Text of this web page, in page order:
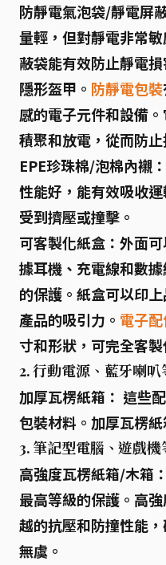
防靜電氣泡袋/靜電屏
量輕，但對靜電非常
蔽袋能有效防止靜電
隱形盔甲。 防靜電包裝
感的電子元件和設備
積聚和放電，從而防止
EPE珍珠棉/泡棉內襯：
性能好，能有效吸收
受到擠壓或撞擊。
可客製化紙盒： 外面
據耳機、充電線和數
的保護。紙盒可以印
產品的吸引力。 電子
寸和形狀，可完全客
2. 行動電源、藍牙喇
加厚瓦楞紙箱： 這些
包裝材料。加厚瓦楞
3. 筆記型電腦、遊戲
高強度瓦楞紙箱/木箱：
最高等級的保護。高
越的抗壓和防撞性能
無虞。